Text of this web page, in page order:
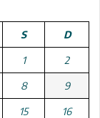
S D
1 2
8 9
15 16